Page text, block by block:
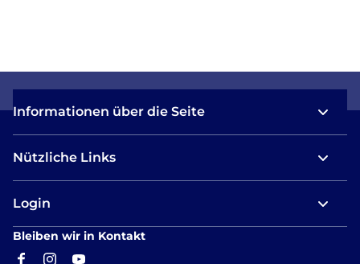
Informationen über die Seite
Nützliche Links
Login
Bleiben wir in Kontakt